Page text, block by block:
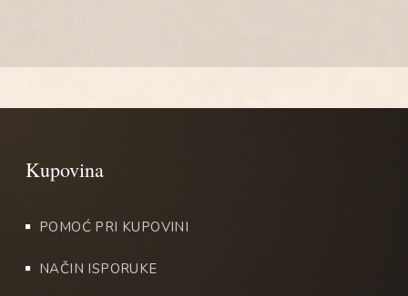
POMOĆ PRI KUPOVINI
NAČIN ISPORUKE